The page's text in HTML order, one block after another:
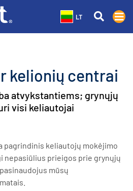
LT
kelionių centrai
atvykstantiems; grynųjų
visi keliautojai
pagrindinis keliautojų mokėjimo
nepasiūlius prieigos prie grynųjų
mūsų